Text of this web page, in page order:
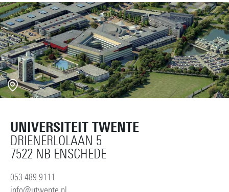
UNIVERSITEIT TWENTE
DRIENERLOLAAN 5
7522 NB ENSCHEDE
053 489 9111